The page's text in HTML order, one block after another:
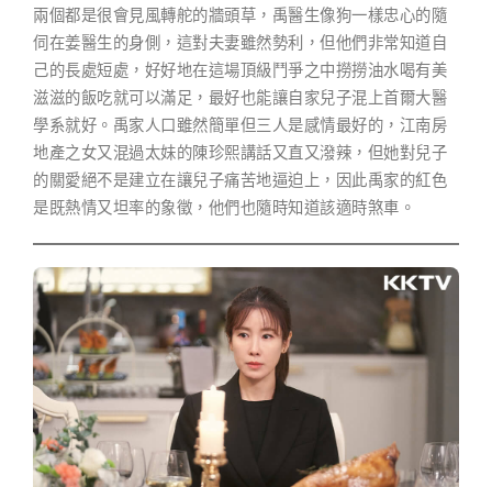
兩個都是很會見風轉舵的牆頭草，禹醫生像狗一樣忠心的隨
伺在姜醫生的身側，這對夫妻雖然勢利，但他們非常知道自
己的長處短處，好好地在這場頂級鬥爭之中撈撈油水喝有美
滋滋的飯吃就可以滿足，最好也能讓自家兒子混上首爾大醫
學系就好。禹家人口雖然簡單但三人是感情最好的，江南房
地產之女又混過太妹的陳珍熙講話又直又潑辣，但她對兒子
的關愛絕不是建立在讓兒子痛苦地逼迫上，因此禹家的紅色
是既熱情又坦率的象徵，他們也隨時知道該適時煞車。